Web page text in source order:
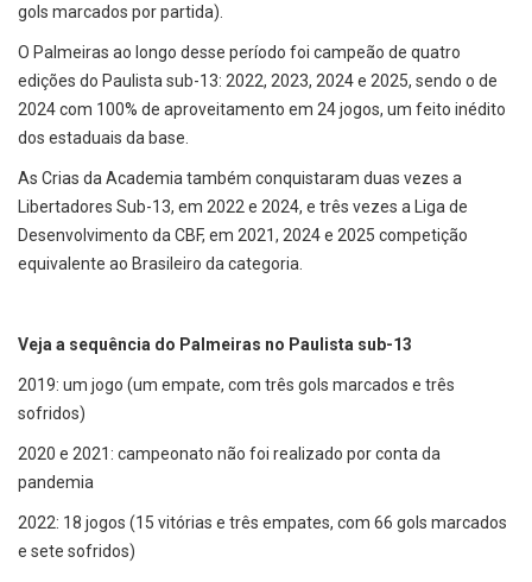
gols marcados por partida).
O Palmeiras ao longo desse período foi campeão de quatro
edições do Paulista sub-13: 2022, 2023, 2024 e 2025, sendo o de
2024 com 100% de aproveitamento em 24 jogos, um feito inédito
dos estaduais da base.
As Crias da Academia também conquistaram duas vezes a
Libertadores Sub-13, em 2022 e 2024, e três vezes a Liga de
Desenvolvimento da CBF, em 2021, 2024 e 2025 competição
equivalente ao Brasileiro da categoria.
Veja a sequência do Palmeiras no Paulista sub-13
2019: um jogo (um empate, com três gols marcados e três
sofridos)
2020 e 2021: campeonato não foi realizado por conta da
pandemia
2022: 18 jogos (15 vitórias e três empates, com 66 gols marcados
e sete sofridos)